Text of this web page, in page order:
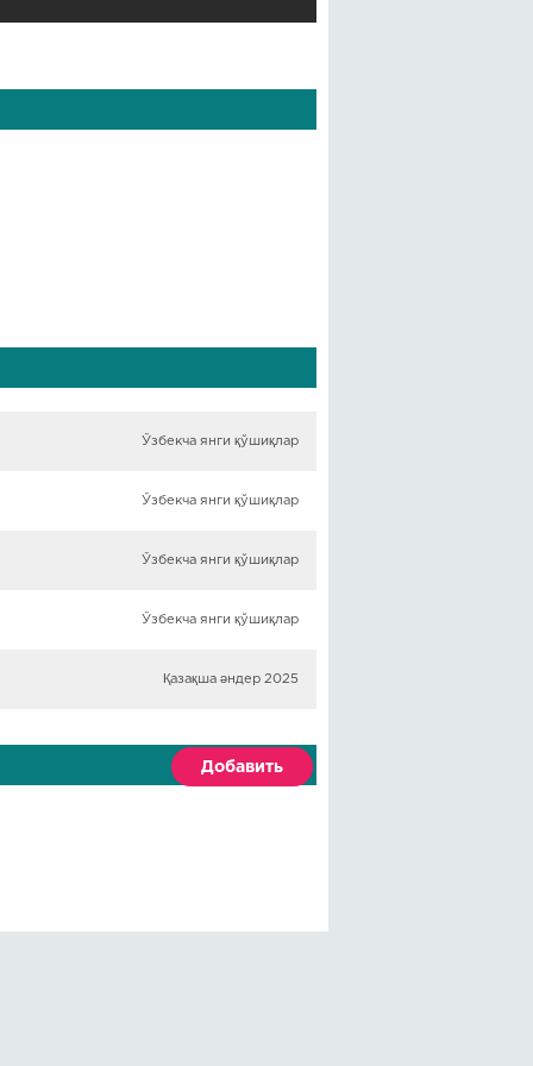
Ўзбекча янги қўшиқлар
Ўзбекча янги қўшиқлар
Ўзбекча янги қўшиқлар
Ўзбекча янги қўшиқлар
Қазақша әндер 2025
Добавить